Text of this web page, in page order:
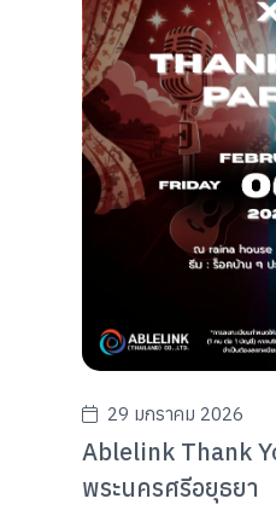
29 มกราคม 2026
Ablelink Thank
พระนครศรีอยุธยา